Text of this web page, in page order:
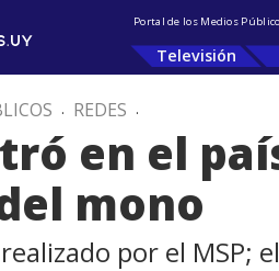
Portal de los Medios
Televisión
. REDES .
en el
mono
por el MSP;